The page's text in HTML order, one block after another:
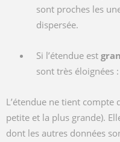
sont proches les
dispersée.
Si l’étendue est
sont très éloignées
L’étendue ne tient compte
petite et la plus grande).
dont les autres données